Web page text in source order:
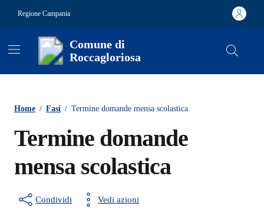
Regione Campania
Comune di
Roccagloriosa
Home / Fasi / Termine domande mensa scolastica
Termine domande
mensa scolastica
Condividi Vedi azioni